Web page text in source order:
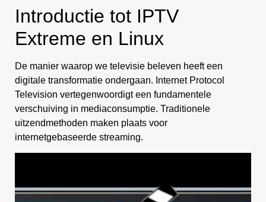
Introductie tot IPTV
Extreme en Linux
De manier waarop we televisie beleven heeft een
digitale transformatie ondergaan. Internet Protocol
Television vertegenwoordigt een fundamentele
verschuiving in mediaconsumptie. Traditionele
uitzendmethoden maken plaats voor
internetgebaseerde streaming.